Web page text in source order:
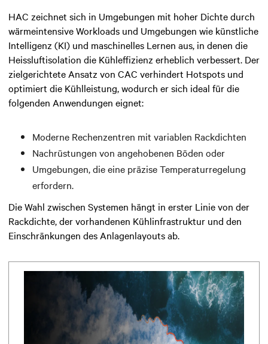
HAC zeichnet sich in Umgebungen mit hoher Dichte durch
wärmeintensive Workloads und Umgebungen wie künstliche
Intelligenz (KI) und maschinelles Lernen aus, in denen die
Heissluftisolation die Kühleffizienz erheblich verbessert. Der
zielgerichtete Ansatz von CAC verhindert Hotspots und
optimiert die Kühlleistung, wodurch er sich ideal für die
folgenden Anwendungen eignet:
Moderne Rechenzentren mit variablen Rackdichten
Nachrüstungen von angehobenen Böden oder
Umgebungen, die eine präzise Temperaturregelung
erfordern.
Die Wahl zwischen Systemen hängt in erster Linie von der
Rackdichte, der vorhandenen Kühlinfrastruktur und den
Einschränkungen des Anlagenlayouts ab.